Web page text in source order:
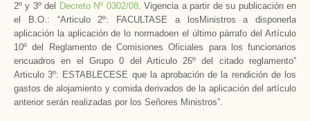
2º y 3º del
Decreto Nº 0302/08. Vigencia a partir de su publicación en
el B.O.: “Articulo 2º: FACULTASE a losMinistros a disponerla
aplicación la aplicación de lo normadoen el último párrafo del Artículo
10º del Reglamento de Comisiones Oficiales para los funcionarios
encuadros en el Grupo 0 del Articulo 26º del citado reglamento”
Articulo 3º: ESTABLECESE que la aprobación de la rendición de los
gastos de alojamiento y comida derivados de la aplicación del artículo
anterior serán realizadas por los Señores Ministros”.